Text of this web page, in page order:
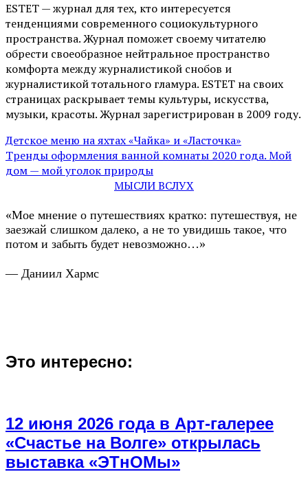
ESTET — журнал для тех, кто интересуeтся
тенденциями современного социокультурного
пространства. Журнал поможет своему читателю
обрести своеобразное нейтральное пространство
комфорта между журналистикой снобов и
журналистикой тотального гламура. ESTET на своих
страницах раскрывает темы культуры, искусства,
музыки, красоты. Журнал зарегистрирован в 2009 году.
Детское меню на яхтах «Чайка» и «Ласточка»
Тренды оформления ванной комнаты 2020 года. Мой
дом — мой уголок природы
МЫСЛИ ВСЛУХ
«Мое мнение о путешествиях кратко: путешествуя, не
заезжай слишком далеко, а не то увидишь такое, что
потом и забыть будет невозможно…»
— Даниил Хармс
Это интересно:
12 июня 2026 года в Арт-галерее
«Счастье на Волге» открылась
выставка «ЭТнОМы»